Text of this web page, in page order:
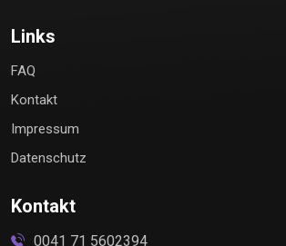
Links
FAQ
Kontakt
Impressum
Datenschutz
Kontakt
0041 71 5602394